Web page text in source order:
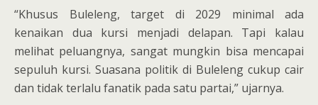
“Khusus Buleleng, target di 2029 minimal ada
kenaikan dua kursi menjadi delapan. Tapi kalau
melihat peluangnya, sangat mungkin bisa mencapai
sepuluh kursi. Suasana politik di Buleleng cukup cair
dan tidak terlalu fanatik pada satu partai,” ujarnya.